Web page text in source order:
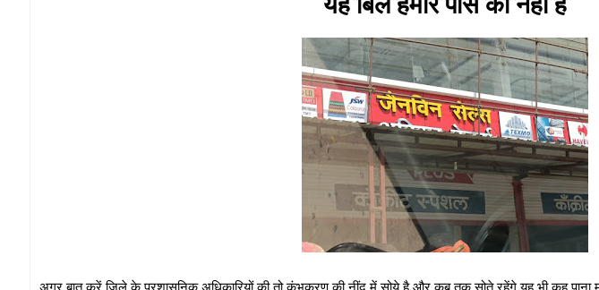
अगर बात करें जिले के प्रशासनिक अधिकारियों की तो कुंभकरण की नींद में सोये है और कब तक सोते रहेंगे यह भी कह